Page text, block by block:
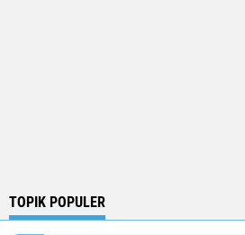
TOPIK POPULER